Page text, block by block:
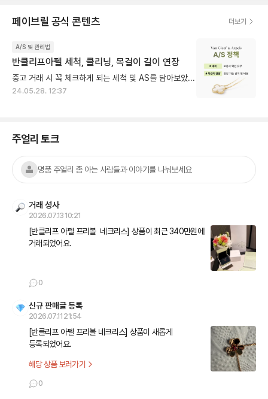
페이브릴 공식 콘텐츠 더보기
A/S 및 관리법
반클리프아펠 세척, 클리닝, 목걸이 길이 연장
중고 거래 시 꼭 체크하게 되는 세척 및 AS를 담아보았어요 ✔︎ 세척(클리닝) - 보증서나 인보이스 없이 제품만 가지고 세척 가능 - 시리얼번호 확인하는 절차X - 구매 지점 상관없이 가능 (면세점 제외) - 비용도 무료 ✔︎ 길이 연장(줄 연장) - 보증서나 인보이스 없이 제품만 가지고 수선 가능 - 시리얼번호 확인하는 절차O - 구매 지점 상관없이 가능 (면세점 제외) - 비용은 유료 (목걸이 길이 연장의 경우, 구매하고 1년까지 연장 5cm는 무료이고, 이후에 비용이 발생) 💬 많은 분들이 궁금하시는 점이 AS(수선)을 맡길 때 정말 보증서나 인보이스가 필요없을까요? 인데요, 제품에 각인되어 있는 [시리얼 넘버]를 조회하고, 구입장소 및 시기를 확인하고 수선이 진행되는데 이때 실제로 구매했던 사람인지 확인하는 절차는 없어요. 선물로 구매하는 고객들이 많아서, 본인이 구매자인지 확인하지는 않는다고 해요. 다만, 수령할 때는 접수증과 신분증이 꼭 필요합니다. 다른 사람이 찾아가면 안되니, 이 부분은 확인한다고 해요 :)
24.05.28. 12:37
주얼리 토크
명품 주얼리 좀 아는 사람들과 이야기를 나눠보세요
거래 성사
2026.07.13 10:21
[반클리프 아펠 프리볼  네크리스] 상품이 최근 340만원에
거래되었어요.
0
신규 판매글 등록
2026.07.11 21:54
[반클리프 아펠 프리볼 네크리스] 상품이 새롭게
등록되었어요.
해당 상품 보러가기
0